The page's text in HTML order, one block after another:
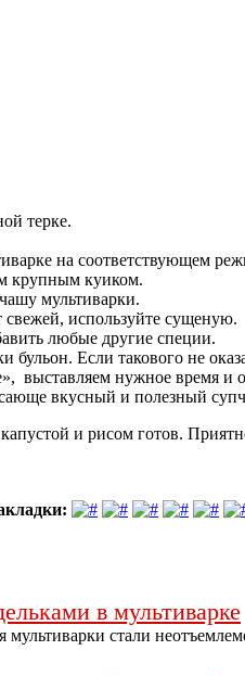
терке.
на соответствующем
крупным куиком.
мультиварки.
свежей, используйте сущеную.
любые другие специи.
бульон. Если такового не
выставляем нужное время и
вкусный и полезный
и рисом готов.
в мультиварке
мультиварки стали